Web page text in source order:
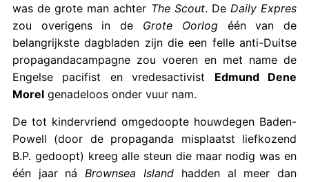
was de grote man achter The Scout. De Daily Expres
zou overigens in de Grote Oorlogéén van de
belangrijkste dagbladen zijn die een felle anti-Duitse
propagandacampagne zou voeren en met name de
Engelse pacifist en vredesactivist Edmund Dene
Morelgenadeloos onder vuur nam.
De tot kindervriend omgedoopte houwdegen Baden-
Powell (door de propaganda misplaatst liefkozend
B.P. gedoopt) kreeg alle steun die maar nodig was en
één jaar ná Brownsea Island hadden al meer dan